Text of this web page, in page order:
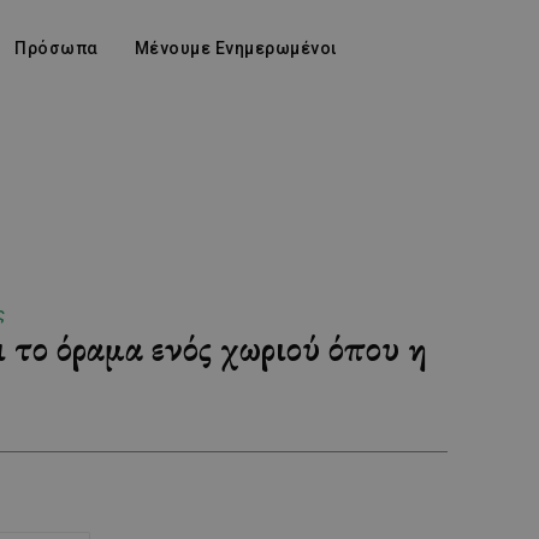
Πρόσωπα Μένουμε Ενημερωμένοι
όραμα ενός χωριού όπου η